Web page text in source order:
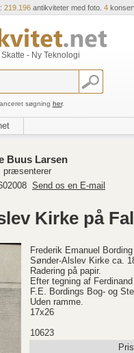
219.196antikviteter med foto. 4
- Ny Teknologi
søgning her.
Buus Larsen
præsenterer
Send os en E-mail
Kirke på
Frederik Emanuel
Sønder-Alslev Kirke ca.
Radering på papir.
Efter tegning af
F.E. Bordings Bog- og
Uden ramme.
17x26
10623